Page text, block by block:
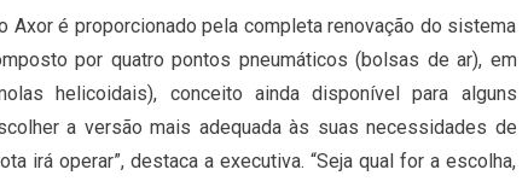
Axor é proporcionado pela completa renovação do sistema
por quatro pontos pneumáticos (bolsas de ar), em
helicoidais), conceito ainda disponível para alguns
a versão mais adequada às suas necessidades de
irá operar”, destaca a executiva. “Seja qual for a escolha,